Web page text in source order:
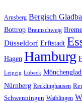
Arnsberg Bergisch
Bottrop Braunschweig
Düsseldorf Erftstadt
Hagen Hamburg
Leipzig Lübeck
Nürnberg Recklinghausen
Schwenningen Waiblingen